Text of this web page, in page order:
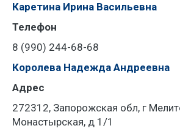
Каретина Ирина Васильевна
Телефон
8 (990) 244-68-68
Королева Надежда Андреевна
Адрес
272312, Запорожская обл, г
Монастырская, д 1/1